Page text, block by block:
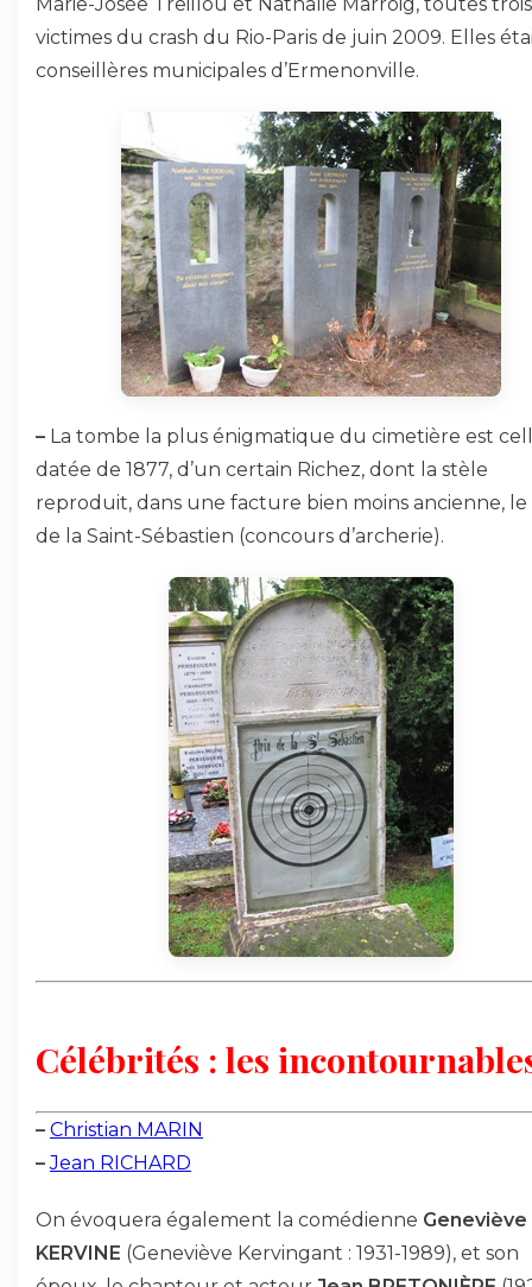
victimes du crash du Rio-Paris de juin 2009. Elles
conseillères municipales d’Ermenonville.
– La tombe la plus énigmatique du cimetière est
datée de 1877, d’un certain Richez, dont la stèle
reproduit, dans une facture bien moins ancienne, le
de la Saint-Sébastien (concours d’archerie).
Célébrités : les
– Christian MARIN
– Jean RICHARD
On évoquera également la comédienne Geneviève
KERVINE (Geneviève Kervingant : 1931-1989), et son